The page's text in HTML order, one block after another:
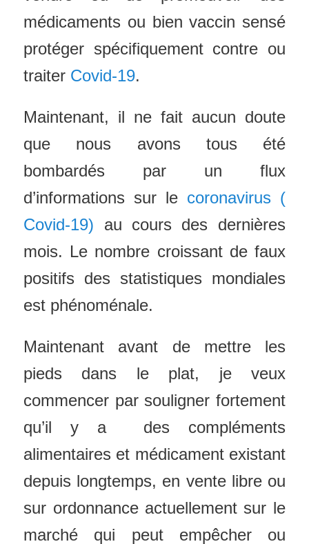
médicaments ou bien vaccin sensé
protéger spécifiquement contre ou
traiter Covid-19.
Maintenant, il ne fait aucun doute
que nous avons tous été
bombardés par un flux
d’informations sur le coronavirus (
Covid-19) au cours des dernières
mois. Le nombre croissant de faux
positifs des statistiques mondiales
est phénoménale.
Maintenant avant de mettre les
pieds dans le plat, je veux
commencer par souligner fortement
qu’il y a des compléments
alimentaires et médicament existant
depuis longtemps, en vente libre ou
sur ordonnance actuellement sur le
marché qui peut empêcher ou